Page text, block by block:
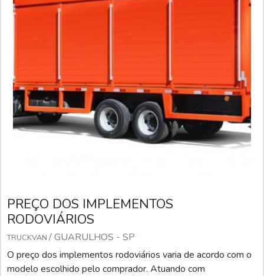
PREÇO DOS IMPLEMENTOS
RODOVIÁRIOS
TRUCKVAN / GUARULHOS - SP
O preço dos implementos rodoviários varia de acordo com o
modelo escolhido pelo comprador. Atuando com